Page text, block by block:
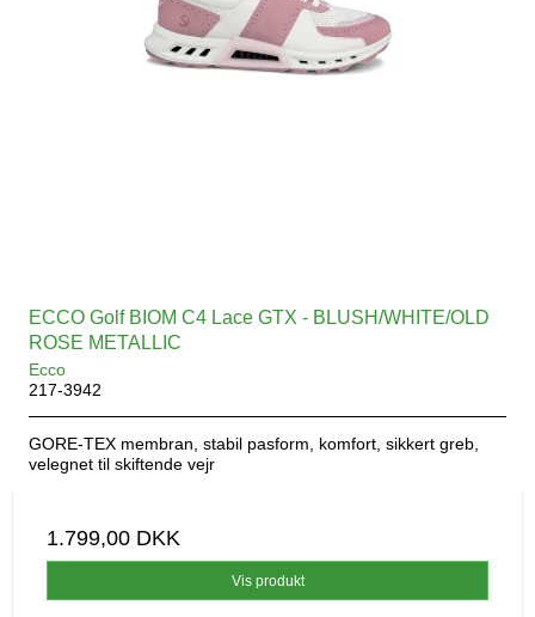
ECCO Golf BIOM C4 Lace GTX - BLUSH/WHITE/OLD
ROSE METALLIC
Ecco
217-3942
GORE-TEX membran, stabil pasform, komfort, sikkert greb,
velegnet til skiftende vejr
1.799,00 DKK
Vis produkt